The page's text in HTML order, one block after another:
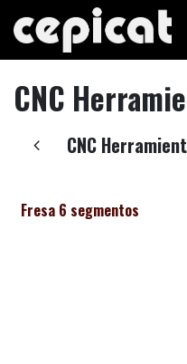
Ir al contenido
CNC
CNC
Fresa 6 segmentos